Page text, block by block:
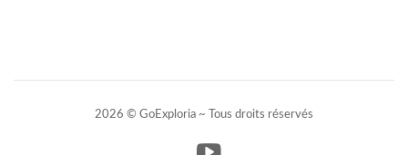
2026 © GoExploria ~ Tous droits réservés